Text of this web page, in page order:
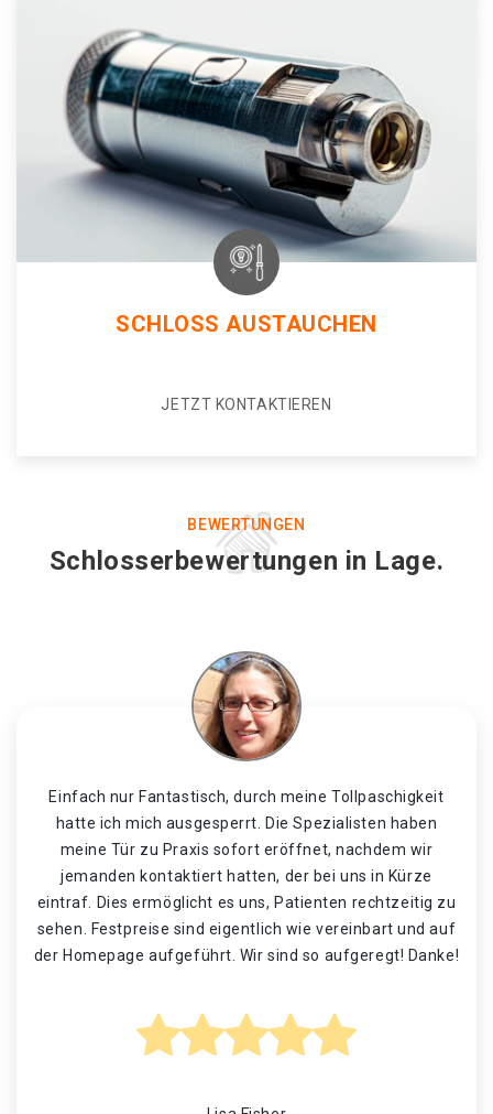
SCHLOSS AUSTAUCHEN
JETZT KONTAKTIEREN
BEWERTUNGEN
Schlosserbewertungen in Lage.
Einfach nur Fantastisch, durch meine Tollpaschigkeit
hatte ich mich ausgesperrt. Die Spezialisten haben
meine Tür zu Praxis sofort eröffnet, nachdem wir
jemanden kontaktiert hatten, der bei uns in Kürze
eintraf. Dies ermöglicht es uns, Patienten rechtzeitig zu
sehen. Festpreise sind eigentlich wie vereinbart und auf
der Homepage aufgeführt. Wir sind so aufgeregt! Danke!